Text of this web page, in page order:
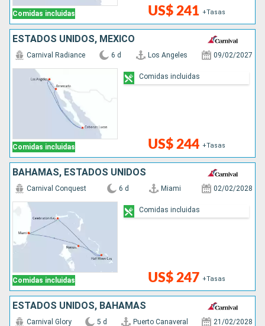
Comidas incluidas US$ 241 +Tasas
ESTADOS UNIDOS, MÉXICO
Comidas incluidas
Carnival Radiance 6 d Los Angeles 09/02/2027
US$ 244 +Tasas
Comidas incluidas
BAHAMAS, ESTADOS UNIDOS
Comidas incluidas
Carnival Conquest 6 d Miami 02/02/2028
US$ 247 +Tasas
Comidas incluidas
ESTADOS UNIDOS, BAHAMAS
Carnival Glory 5 d Puerto Canaveral 21/02/2028